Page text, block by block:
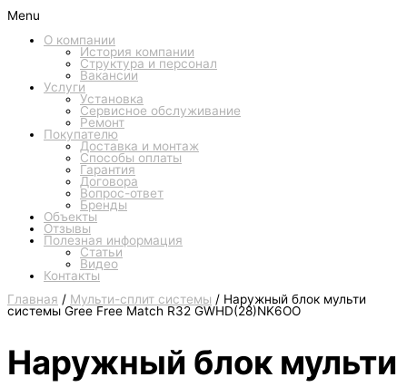
Menu
О компании
История компании
Структура и персонал
Вакансии
Услуги
Установка
Сервисное обслуживание
Ремонт
Покупателю
Доставка и монтаж
Способы оплаты
Гарантия
Договора
Вопрос-ответ
Бренды
Объекты
Отзывы
Полезная информация
Статьи
Видео
Контакты
Главная / Мульти-сплит системы / Наружный блок мульти
системы Gree Free Match R32 GWHD(28)NK6OO
Наружный блок мульти